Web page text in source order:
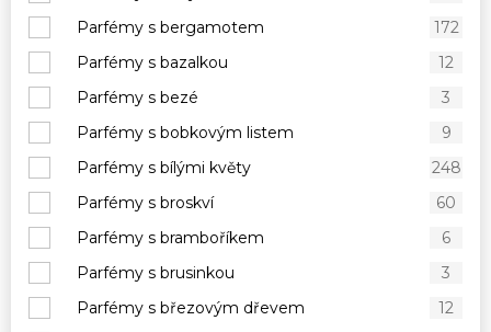
Parfémy s bergamotem
172
Parfémy s bazalkou
12
Parfémy s bezé
3
Parfémy s bobkovým listem
9
Parfémy s bílými květy
248
Parfémy s broskví
60
Parfémy s bramboříkem
6
Parfémy s brusinkou
3
Parfémy s březovým dřevem
12